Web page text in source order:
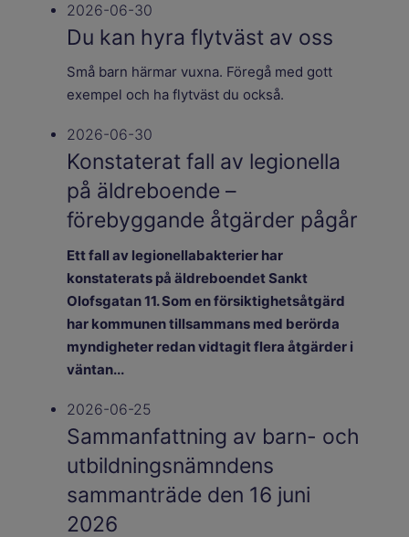
2026-06-30
Du kan hyra flytväst av oss
Små barn härmar vuxna. Föregå med gott
exempel och ha flytväst du också.
2026-06-30
Konstaterat fall av legionella
på äldreboende –
förebyggande åtgärder pågår
Ett fall av legionellabakterier har
konstaterats på äldreboendet Sankt
Olofsgatan 11. Som en försiktighetsåtgärd
har kommunen tillsammans med berörda
myndigheter redan vidtagit flera åtgärder i
väntan...
2026-06-25
Sammanfattning av barn- och
utbildningsnämndens
sammanträde den 16 juni
2026